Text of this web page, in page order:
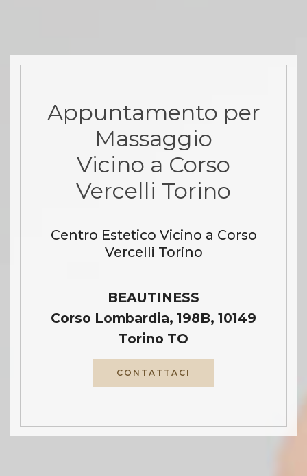
Appuntamento per
Massaggio
Vicino a Corso
Vercelli Torino
Centro Estetico Vicino a Corso
Vercelli Torino
BEAUTINESS
Corso Lombardia, 198B, 10149
Torino TO
CONTATTACI